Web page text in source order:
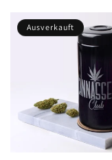
Ausverkauft